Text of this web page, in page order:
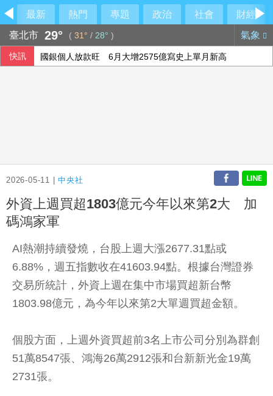
最新 熱門 專題 政治 社會
財經
臺北市 29° ( 31° / 28° ) 氣象
快訊 國銀個人放款旺 6月大增2575億寫史上單月新高
2026-05-11 |中央社
外資上週買超1803億元今年以來第2大 加
碼鴻家軍
AI熱潮持續發燒，台股上週大漲2677.31點或
6.88%，週五指數收在41603.94點。根據台灣證券
交易所統計，外資上週在集中市場買超新台幣
1803.98億元，為今年以來第2大單週買超金額。
個股方面，上週外資買超前3名上市公司分別為群創
51萬8547張、鴻海26萬2912張和台新新光金19萬
2731張。